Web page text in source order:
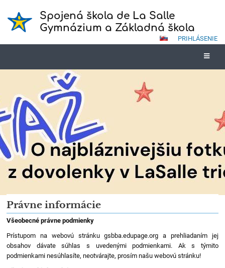
Spojená škola de La Salle
Gymnázium a Základná škola
PRIHLÁSENIE
Právne
informácie
Právne informácie
Všeobecné právne podmienky
Prístupom na webovú stránku gsbba.edupage.org a prehliadaním jej
obsahov dávate súhlas s uvedenými podmienkami. Ak s týmito
podmienkami nesúhlasíte, neotvárajte, prosím našu webovú stránku!